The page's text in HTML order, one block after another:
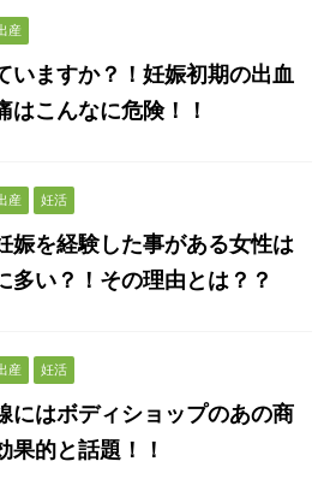
産
いますか？！妊娠初期の出血
はこんなに危険！！
産 妊活
娠を経験した事がある女性は
多い？！その理由とは？？
産 妊活
にはボディショップのあの商
果的と話題！！